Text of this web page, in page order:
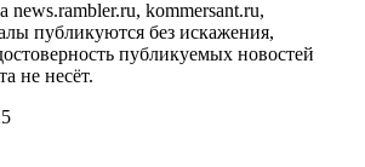
news.rambler.ru, kommersant.ru,
публикуются без искажения,
публикуемых новостей
не несёт.